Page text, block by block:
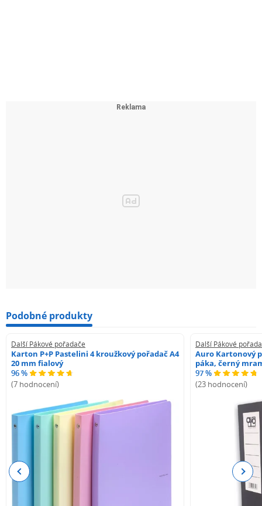
Podobné produkty
Další Pákové pořadače
Karton P+P Pastelini 4 kroužkový pořadač A4
20 mm fialový
96 %
(7 hodnocení)
Další Pákové
Auro Kartonový
páka, černý
97 %
(23 hodnocení)
Previous Next